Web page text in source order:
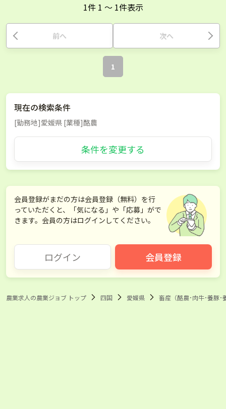
1件 1 〜 1件表示
前へ 次へ
1
現在の検索条件
[勤務地]愛媛県 [業種]酪農
条件を変更する
会員登録がまだの方は会員登録（無料）を行
っていただくと、「気になる」や「応募」がで
きます。会員の方はログインしてください。
ログイン 会員登録
農業求人の農業ジョブ トップ 四国 愛媛県 畜産（酪農･肉牛･養豚･